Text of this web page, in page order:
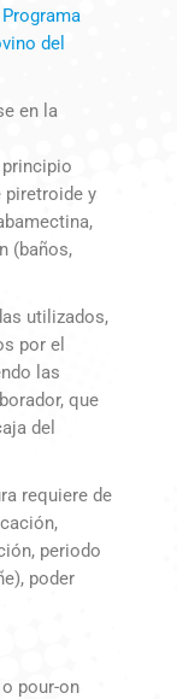
Programa
del
en la
piretroide y
(baños,
utilizados,
por el
las
que
del
requiere de
periodo
poder
pour-on